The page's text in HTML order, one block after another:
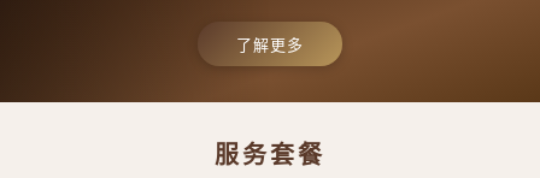
了解更多
服务套餐